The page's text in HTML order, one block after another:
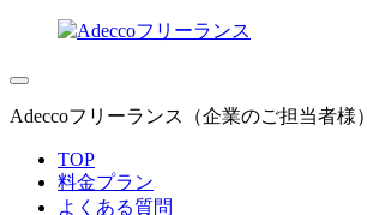
Adeccoフリーランス（企業のご担当者様）
TOP
料金プラン
よくある質問